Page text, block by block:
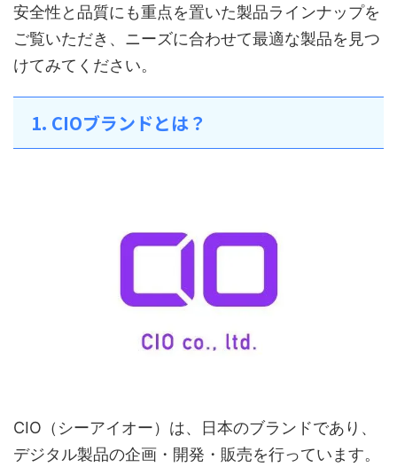
安全性と品質にも重点を置いた製品ラインナップを
ご覧いただき、ニーズに合わせて最適な製品を見つ
けてみてください。
1. CIOブランドとは？
CIO（シーアイオー）は、日本のブランドであり、
デジタル製品の企画・開発・販売を行っています。